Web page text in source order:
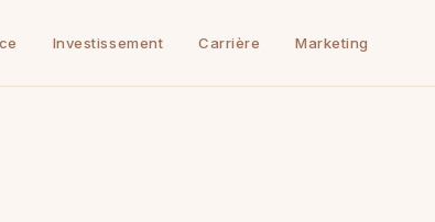
Investissement Carrière Marketing